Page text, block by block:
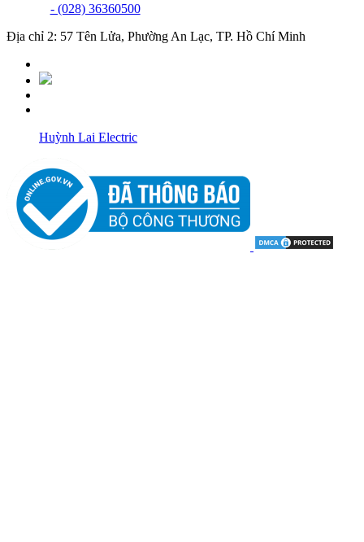
- (028) 36360500
Địa chỉ 2: 57 Tên Lửa, Phường An Lạc, TP. Hồ Chí Minh
Huỳnh Lai Electric